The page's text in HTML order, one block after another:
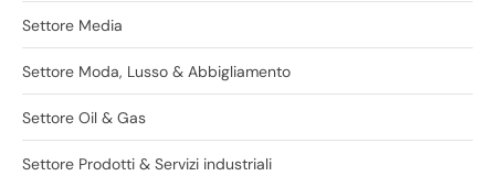
Settore Media
Settore Moda, Lusso & Abbigliamento
Settore Oil & Gas
Settore Prodotti & Servizi industriali